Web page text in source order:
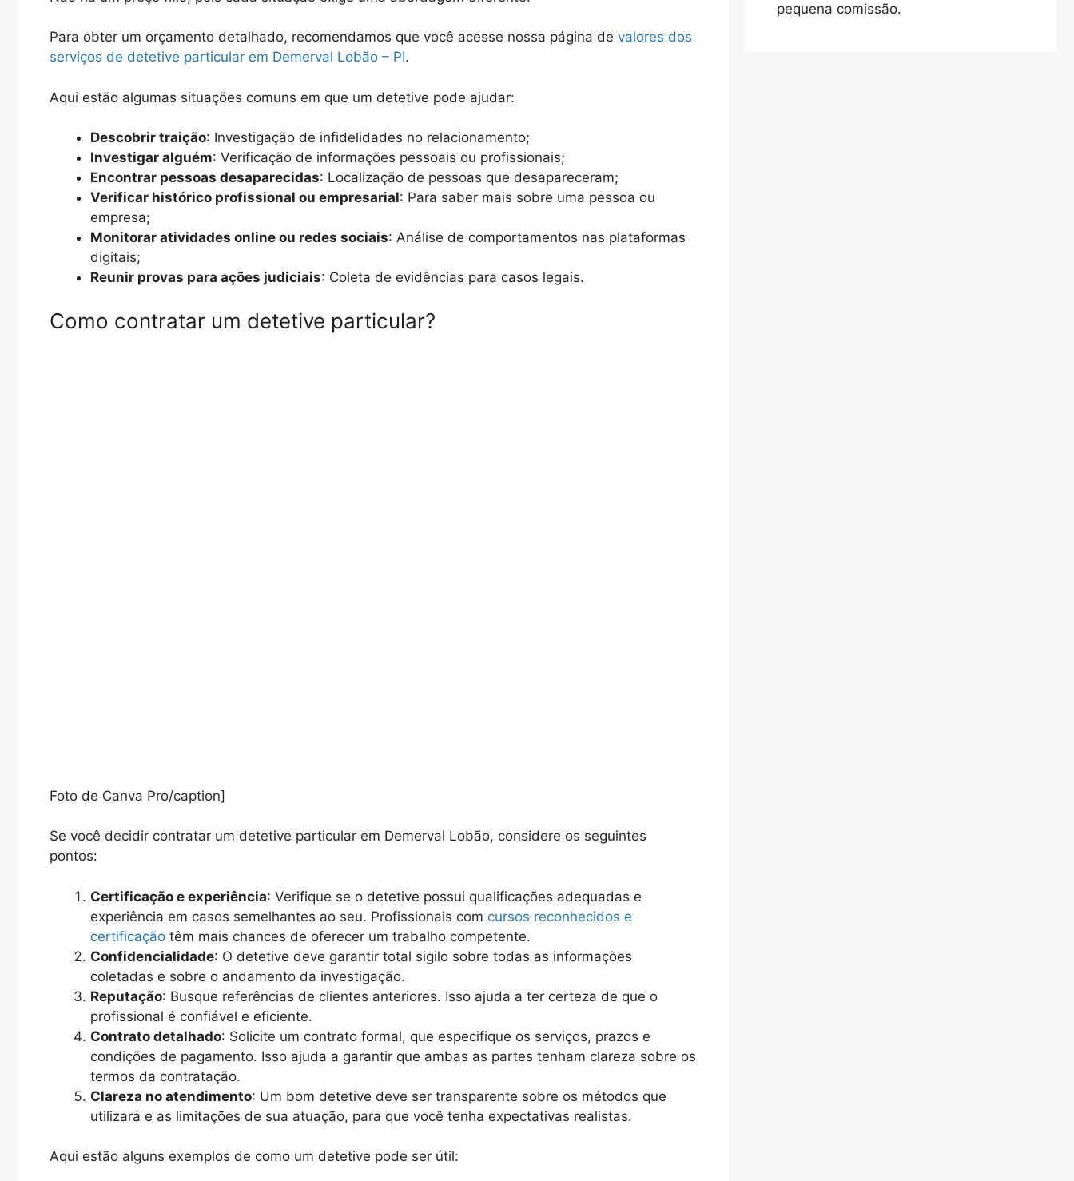
Para obter um orçamento detalhado, recomendamos que você acesse nossa página de valores dos
serviços de detetive particular em Demerval Lobão – PI.
Aqui estão algumas situações comuns em que um detetive pode ajudar:
Descobrir traição: Investigação de infidelidades no relacionamento;
Investigar alguém: Verificação de informações pessoais ou profissionais;
Encontrar pessoas desaparecidas: Localização de pessoas que desapareceram;
Verificar histórico profissional ou empresarial: Para saber mais sobre uma pessoa ou
empresa;
Monitorar atividades online ou redes sociais: Análise de comportamentos nas plataformas
digitais;
Reunir provas para ações judiciais: Coleta de evidências para casos legais.
Como contratar um detetive particular?
Foto de Canva Pro/caption]
Se você decidir contratar um detetive particular em Demerval Lobão, considere os seguintes
pontos:
Certificação e experiência: Verifique se o detetive possui qualificações adequadas e
experiência em casos semelhantes ao seu. Profissionais com cursos reconhecidos e
certificação têm mais chances de oferecer um trabalho competente.
Confidencialidade: O detetive deve garantir total sigilo sobre todas as informações
coletadas e sobre o andamento da investigação.
Reputação: Busque referências de clientes anteriores. Isso ajuda a ter certeza de que o
profissional é confiável e eficiente.
Contrato detalhado: Solicite um contrato formal, que especifique os serviços, prazos e
condições de pagamento. Isso ajuda a garantir que ambas as partes tenham clareza sobre os
termos da contratação.
Clareza no atendimento: Um bom detetive deve ser transparente sobre os métodos que
utilizará e as limitações de sua atuação, para que você tenha expectativas realistas.
Aqui estão alguns exemplos de como um detetive pode ser útil:
pequena comissão.